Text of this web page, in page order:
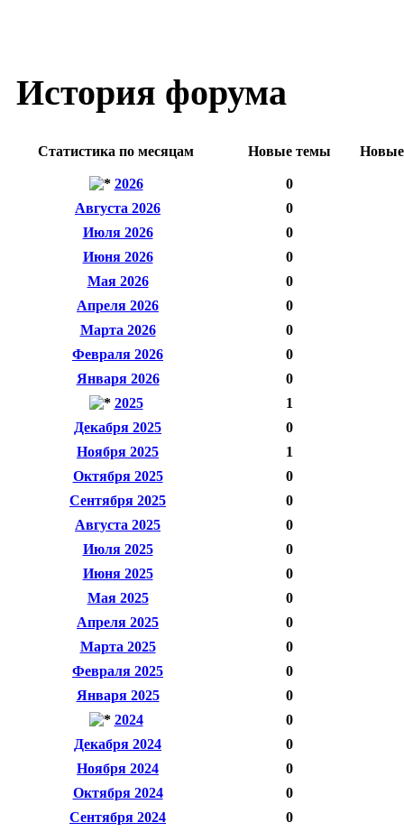
История форума
Статистика по месяцам Новые темы Новые
2026
0
Августа 2026
0
Июля 2026
0
Июня 2026
0
Мая 2026
0
Апреля 2026
0
Марта 2026
0
Февраля 2026
0
Января 2026
0
2025
1
Декабря 2025
0
Ноября 2025
1
Октября 2025
0
Сентября 2025
0
Августа 2025
0
Июля 2025
0
Июня 2025
0
Мая 2025
0
Апреля 2025
0
Марта 2025
0
Февраля 2025
0
Января 2025
0
2024
0
Декабря 2024
0
Ноября 2024
0
Октября 2024
0
Сентября 2024
0